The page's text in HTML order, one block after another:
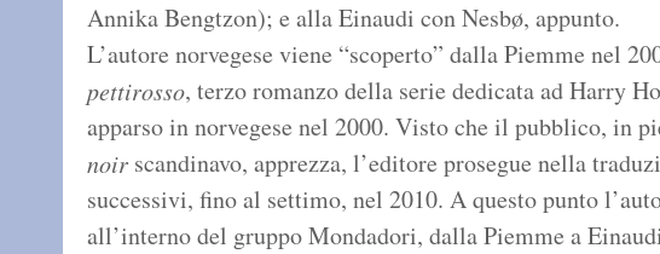
Annika Bengtzon); e alla Einaudi con Nesbø, appunto.
L’autore norvegese viene “scoperto” dalla Piemme nel
pettirosso, terzo romanzo della serie dedicata ad Harry
apparso in norvegese nel 2000. Visto che il pubblico, in
noir scandinavo, apprezza, l’editore prosegue nella
successivi, fino al settimo, nel 2010. A questo punto
all’interno del gruppo Mondadori, dalla Piemme a